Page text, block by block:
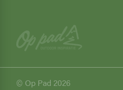
© Op Pad 2026